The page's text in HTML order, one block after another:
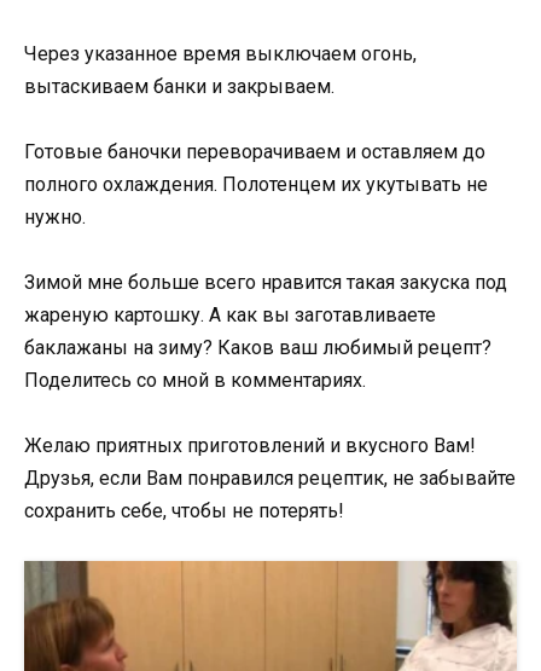
Через указанное время выключаем огонь,
вытаскиваем банки и закрываем.
Готовые баночки переворачиваем и оставляем до
полного охлаждения. Полотенцем их укутывать не
нужно.
Зимой мне больше всего нравится такая закуска под
жареную картошку. А как вы заготавливаете
баклажаны на зиму? Каков ваш любимый рецепт?
Поделитесь со мной в комментариях.
Желаю приятных приготовлений и вкусного Вам!
Друзья, если Вам понравился рецептик, не забывайте
сохранить себе, чтобы не потерять!